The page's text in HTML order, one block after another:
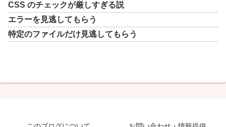
CSS のチェックが厳しすぎる説
エラーを見逃してもらう
特定のファイルだけ見逃してもらう